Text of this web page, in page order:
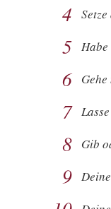
4
5
6
7
8 Gib
9